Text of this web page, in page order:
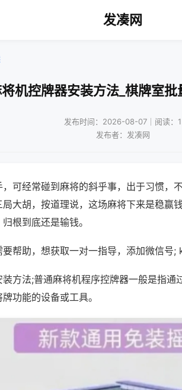
发凑网
机控牌器安装方法_棋牌室
发布时间：2026-08-07｜阅读：1
发布者：发凑网
可经常碰到麻将的斜乎事，出于习惯，
大胡，按道理说，这场麻将下来是稳赢
根到底还是输钱。
帮助，想获取一对一指导，添加微信号;
方法;普通麻将机程序控牌器一般是指通
功能的设备或工具。